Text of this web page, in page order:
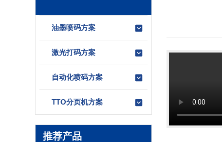
油墨喷码方案
激光打码方案
自动化喷码方案
TTO分页机方案
推荐产品